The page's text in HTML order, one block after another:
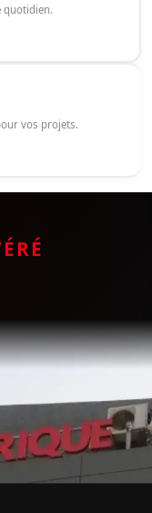
quotidien.
vos projets.